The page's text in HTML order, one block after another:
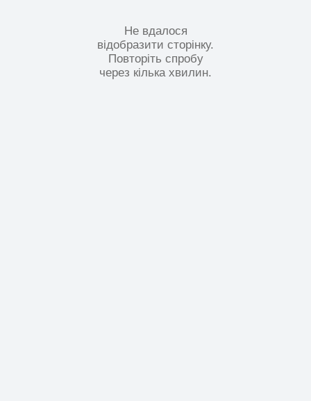
Не вдалося
відобразити сторінку.
Повторіть спробу
через кілька хвилин.